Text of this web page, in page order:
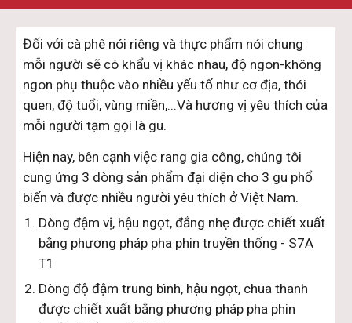
Đối với cà phê nói riêng và thực phẩm nói chung
mỗi người sẽ có khẩu vị khác nhau, độ ngon-không
ngon phụ thuộc vào nhiều yếu tố như cơ địa, thói
quen, độ tuổi, vùng miền,...Và hương vị yêu thích của
mỗi người tạm gọi là gu.
Hiện nay, bên cạnh việc rang gia công, chúng tôi
cung ứng 3 dòng sản phẩm đại diện cho 3 gu phổ
biến và được nhiều người yêu thích ở Việt Nam.
Dòng đậm vị, hậu ngọt, đắng nhẹ được chiết xuất
bằng phương pháp pha phin truyền thống - S7A
T1
Dòng độ đậm trung bình, hậu ngọt, chua thanh
được chiết xuất bằng phương pháp pha phin